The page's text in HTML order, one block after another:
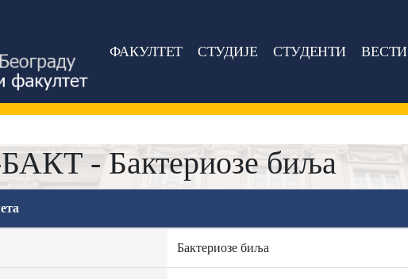
ФАКУЛТЕТ СТУДИЈЕ СТУДЕНТИ ВЕСТИ
- Бактериозе биља
Бактериозе биља